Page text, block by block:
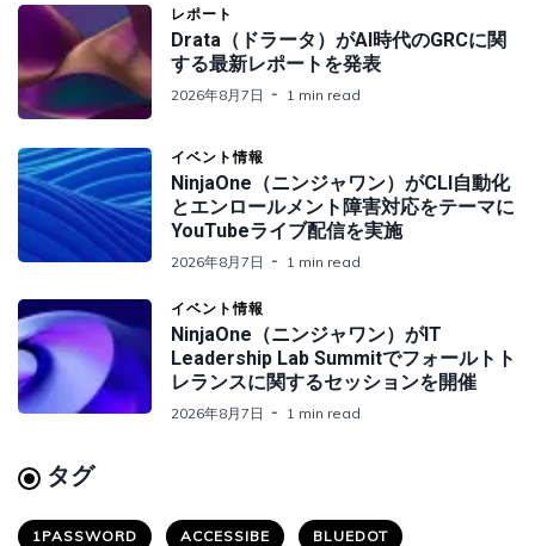
レポート
Drata（ドラータ）がAI時代のGRCに関
する最新レポートを発表
2026年8月7日 1 min read
イベント情報
NinjaOne（ニンジャワン）がCLI自動化
とエンロールメント障害対応をテーマに
YouTubeライブ配信を実施
2026年8月7日 1 min read
イベント情報
NinjaOne（ニンジャワン）がIT
Leadership Lab Summitでフォールトト
レランスに関するセッションを開催
2026年8月7日 1 min read
タグ
1PASSWORD ACCESSIBE BLUEDOT